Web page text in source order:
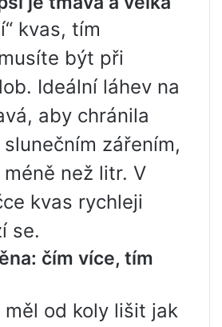
kvas, tím
být při
Ideální láhev na
aby chránila
zářením,
než litr. V
kvas rychleji
se.
čím více, tím
měl od koly lišit jak